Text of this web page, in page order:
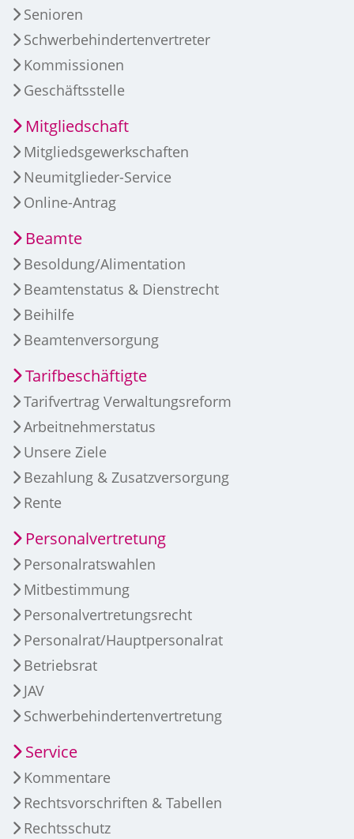
Senioren
Schwerbehindertenvertreter
Kommissionen
Geschäftsstelle
Mitgliedschaft
Mitgliedsgewerkschaften
Neumitglieder-Service
Online-Antrag
Beamte
Besoldung/Alimentation
Beamtenstatus & Dienstrecht
Beihilfe
Beamtenversorgung
Tarifbeschäftigte
Tarifvertrag Verwaltungsreform
Arbeitnehmerstatus
Unsere Ziele
Bezahlung & Zusatzversorgung
Rente
Personalvertretung
Personalratswahlen
Mitbestimmung
Personalvertretungsrecht
Personalrat/Hauptpersonalrat
Betriebsrat
JAV
Schwerbehindertenvertretung
Service
Kommentare
Rechtsvorschriften & Tabellen
Rechtsschutz